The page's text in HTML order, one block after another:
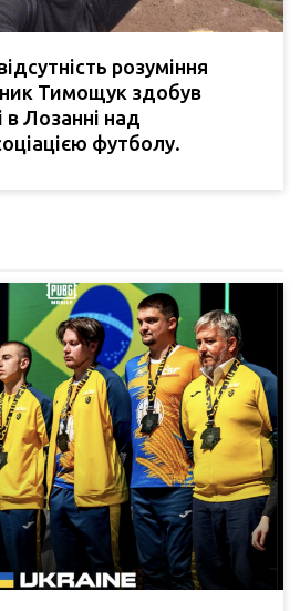
розуміння
Тимощук здобув
в Лозанні над
футболу.